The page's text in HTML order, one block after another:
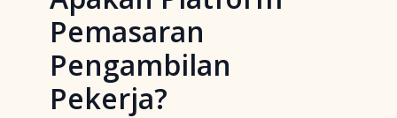
Pemasaran
Pengambilan
Pekerja?